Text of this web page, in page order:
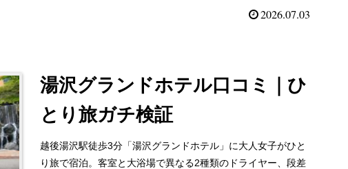
2026.07.03
湯沢グランドホテル口コミ｜ひ
とり旅ガチ検証
越後湯沢駅徒歩3分「湯沢グランドホテル」に大人女子がひと
り旅で宿泊。客室と大浴場で異なる2種類のドライヤー、段差